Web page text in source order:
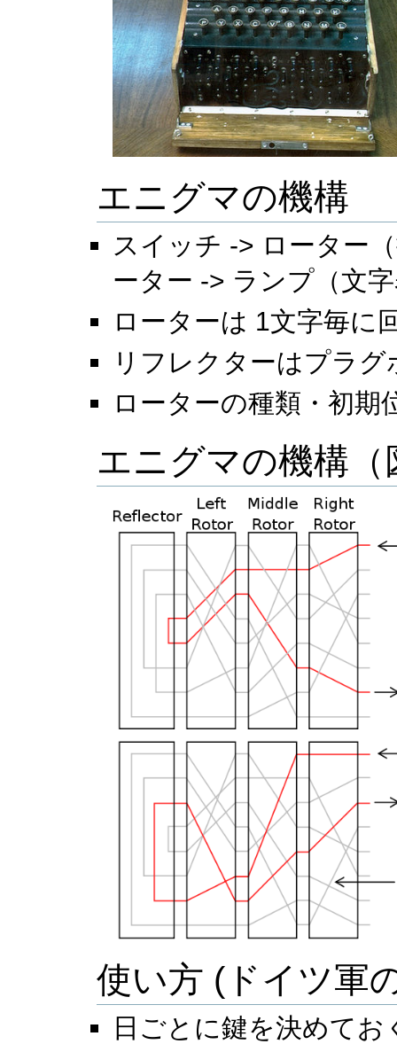
エニグマの機構
スイッチ -> ローター
ーター -> ランプ（文
ローターは 1文字毎に
リフレクターはプラ
ローターの種類・初期
エニグマの機構（
使い方 (ドイツ軍
日ごとに鍵を決めてお